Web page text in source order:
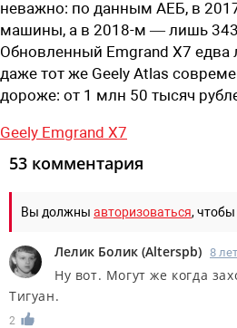
неважно: по данным АЕБ, в
машины, а в 2018-м — лишь
Обновленный Emgrand X7 едва
даже тот же Geely Atlas
дороже: от 1 млн 50 тысяч
Geely Emgrand X7
53 комментария
Вы должны авторизоваться,
Лелик Болик (Alterspb) 8
Ну вот. Могут же когда
Тигуан.
2